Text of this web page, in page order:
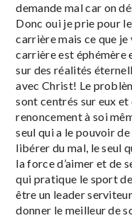
demande mal car on
Donc oui je prie pour
carrière mais ce que je
carrière est éphémère
sur des réalités
avec Christ! Le
sont centrés sur eux et
renoncement à soi
seul qui a le pouvoir
libérer du mal, le seul
la force d’aimer et de
qui pratique le sport
être un leader
donner le meilleur de